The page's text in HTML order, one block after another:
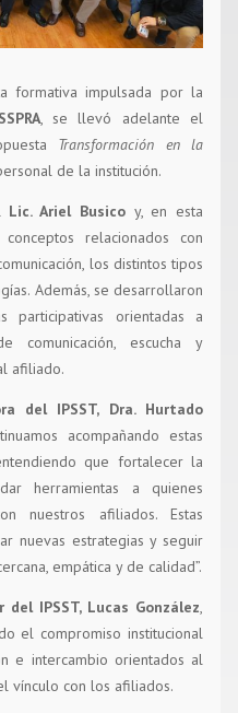
formativa impulsada por la
, se llevó adelante el
Transformación en la
de la institución.
Lic. Ariel Busicoy, en esta
relacionados con
los distintos tipos
Además, se desarrollaron
participativas orientadas a
comunicación, escucha y
afiliado.
del IPSST, Dra. Hurtado
acompañando estas
que fortalecer la
herramientas a quienes
nuestros afiliados. Estas
nuevas estrategias y seguir
empática y de calidad”.
IPSST, Lucas González,
el compromiso institucional
e intercambio orientados al
vínculo con los afiliados.